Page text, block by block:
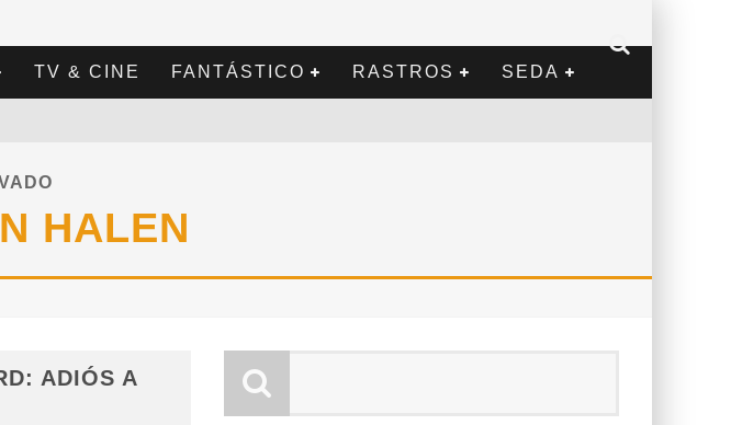
TV & CINE FANTÁSTICO RASTROS SEDA
HALEN
ADIÓS A